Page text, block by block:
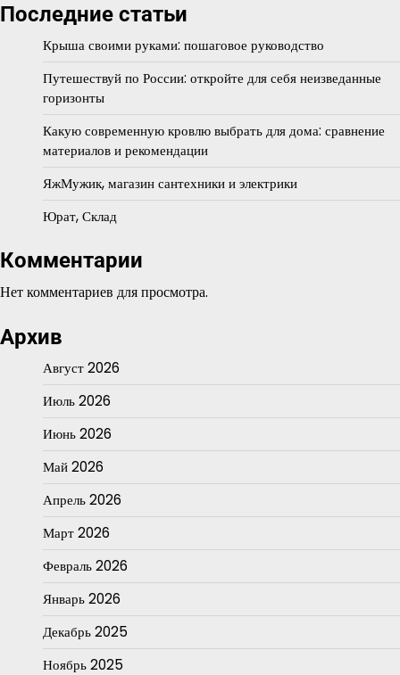
Последние статьи
Крыша своими руками: пошаговое руководство
Путешествуй по России: откройте для себя неизведанные
горизонты
Какую современную кровлю выбрать для дома: сравнение
материалов и рекомендации
ЯжМужик, магазин сантехники и электрики
Юрат, Склад
Комментарии
Нет комментариев для просмотра.
Архив
Август 2026
Июль 2026
Июнь 2026
Май 2026
Апрель 2026
Март 2026
Февраль 2026
Январь 2026
Декабрь 2025
Ноябрь 2025